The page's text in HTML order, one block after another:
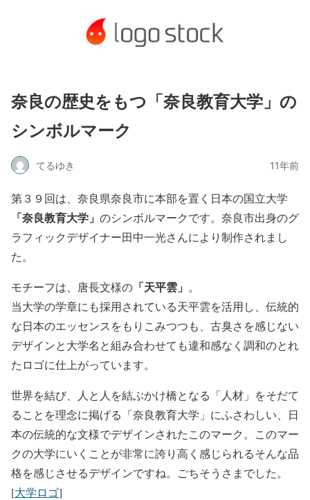
奈良の歴史をもつ「奈良教育大学」の
シンボルマーク
てるゆき 11年前
第３９回は、奈良県奈良市に本部を置く日本の国立大学
「奈良教育大学」 のシンボルマークです。奈良市出身のグ
ラフィックデザイナー田中一光さんにより制作されまし
た。
モチーフは、唐長文様の 「天平雲」 。
当大学の学章にも採用されている天平雲を活用し、伝統的
な日本のエッセンスをもりこみつつも、古臭さを感じない
デザインと大学名と組み合わせても違和感なく調和のとれ
たロゴに仕上がっています。
世界を結び、人と人を結ぶかけ橋となる「人材」をそだて
ることを理念に掲げる「奈良教育大学」にふさわしい、日
本の伝統的な文様でデザインされたこのマーク。このマー
クの大学にいくことが非常に誇り高く感じられるそんな品
格を感じさせるデザインですね。ごちそうさまでした。
[大学ロゴ]